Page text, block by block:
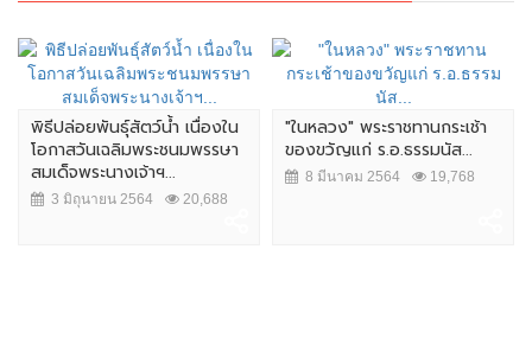
พิธีปล่อยพันธุ์สัตว์น้ำ เนื่องใน
โอกาสวันเฉลิมพระชนมพรรษา
สมเด็จพระนางเจ้าฯ...
3 มิถุนายน 2564 20,688
"ในหลวง" พระราชทานกระเช้า
ของขวัญแก่ ร.อ.ธรรมนัส...
8 มีนาคม 2564 19,768